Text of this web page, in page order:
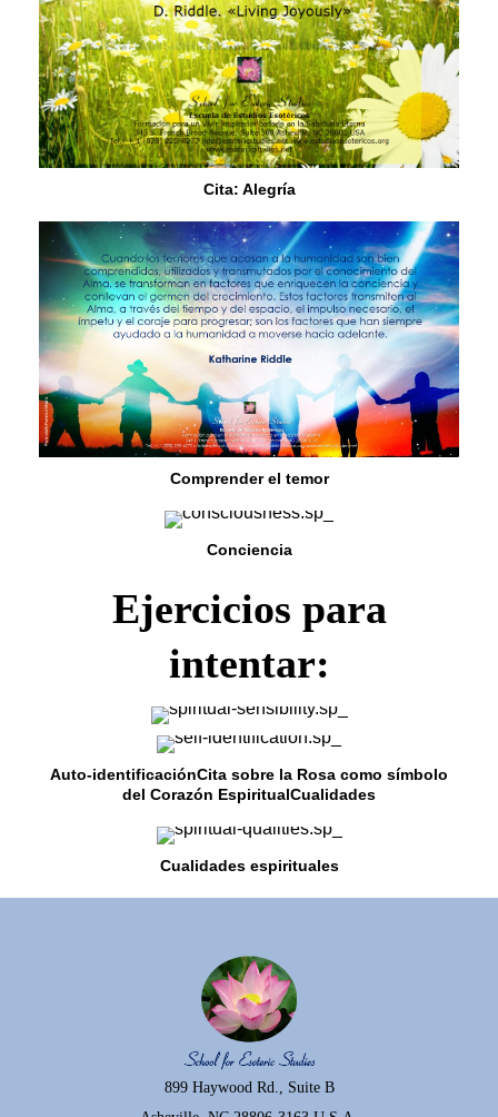
Cita: Alegría
Comprender el temor
Conciencia
Ejercicios para
intentar:
Auto-identificaciónCita sobre la Rosa como símbolo
del Corazón EspiritualCualidades
Cualidades espirituales
899 Haywood Rd., Suite B